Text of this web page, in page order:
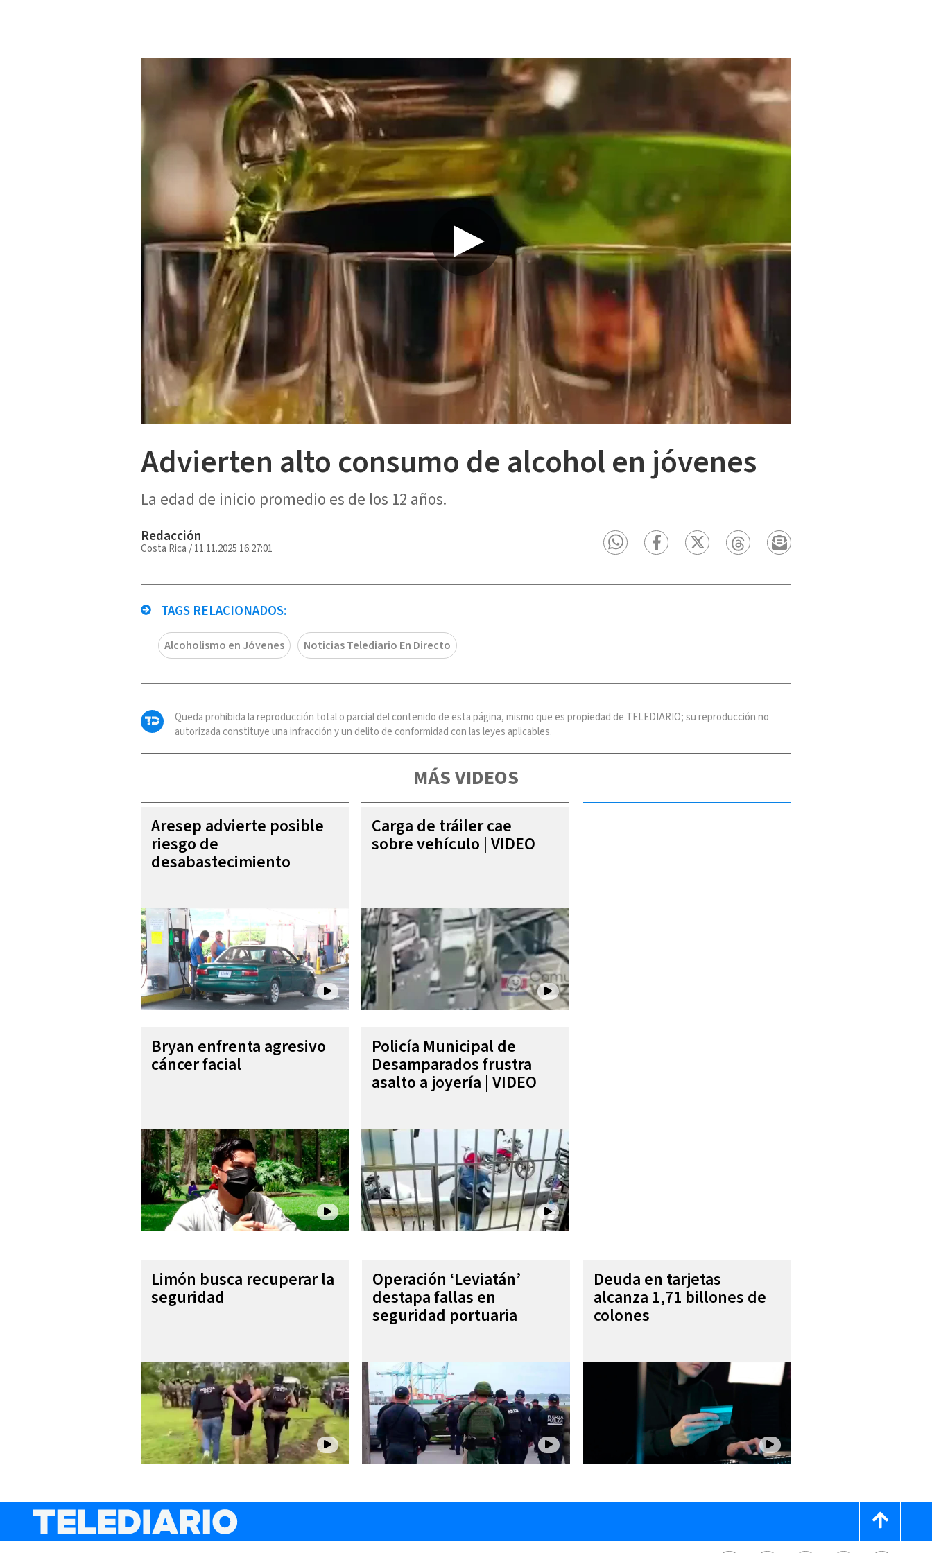
Advierten alto consumo de alcohol en jóvenes
La edad de inicio promedio es de los 12 años.
Redacción
Costa Rica /11.11.2025 16:27:01
TAGS RELACIONADOS:
Alcoholismo en Jóvenes Noticias Telediario En Directo
Queda prohibida la reproducción total o parcial del contenido de esta página, mismo que es propiedad de TELEDIARIO; su reproducción no
autorizada constituye una infracción y un delito de conformidad con las leyes aplicables.
MÁS VIDEOS
Aresep advierte posible
riesgo de
desabastecimiento
Carga de tráiler cae
sobre vehículo | VIDEO
Bryan enfrenta agresivo
cáncer facial
Policía Municipal de
Desamparados frustra
asalto a joyería | VIDEO
Limón busca recuperar la
seguridad
Operación ‘Leviatán’
destapa fallas en
seguridad portuaria
Deuda en tarjetas
alcanza 1,71 billones de
colones